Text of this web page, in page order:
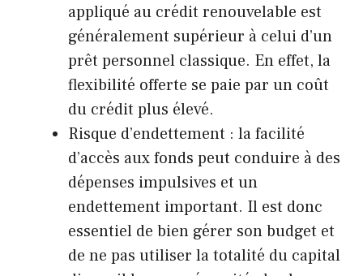
appliqué au crédit renouvelable est
généralement supérieur à celui d’un
prêt personnel classique. En effet, la
flexibilité offerte se paie par un coût
du crédit plus élevé.
Risque d’endettement : la facilité
d’accès aux fonds peut conduire à des
dépenses impulsives et un
endettement important. Il est donc
essentiel de bien gérer son budget et
de ne pas utiliser la totalité du capital